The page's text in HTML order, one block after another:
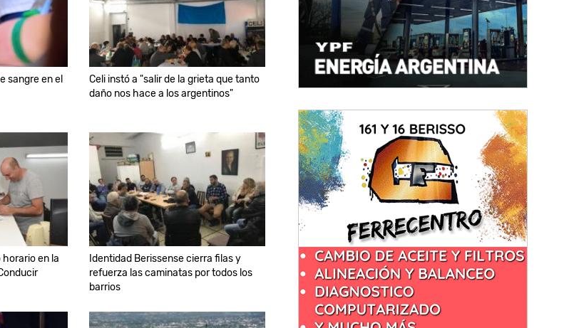
sangre en el
Celi instó a "salir de la grieta que tanto
daño nos hace a los argentinos"
horario en la
Identidad Berissense cierra filas y
refuerza las caminatas por todos los
barrios